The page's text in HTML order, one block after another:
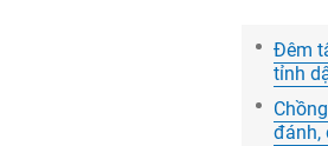
Đêm
tỉnh
đánh,